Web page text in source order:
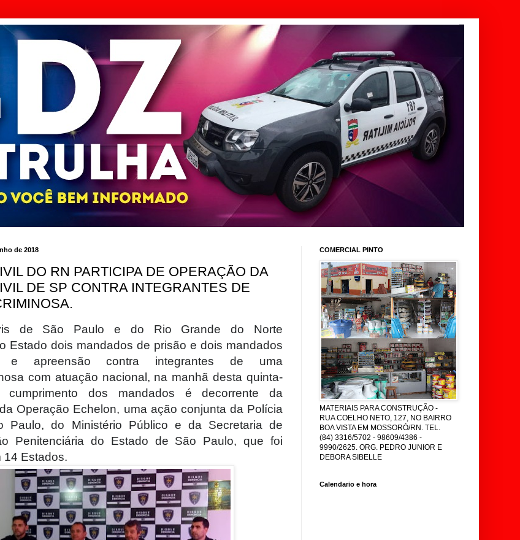
de 2018
DO RN PARTICIPA DE OPERAÇÃO DA
DE SP CONTRA INTEGRANTES DE
de São Paulo e do Rio Grande do Norte
Estado dois mandados de prisão e dois mandados
apreensão contra integrantes de uma
com atuação nacional, na manhã desta quinta-
cumprimento dos mandados é decorrente da
Operação Echelon, uma ação conjunta da Polícia
Paulo, do Ministério Público e da Secretaria de
Penitenciária do Estado de São Paulo, que foi
14 Estados.
COMERCIAL PINTO
MATERIAIS PARA CONSTRUÇÃO -
RUA COELHO NETO, 127, NO BAIRRO
BOA VISTA EM MOSSORÓ/RN. TEL.
(84) 3316/5702 - 98609/4386 -
9990/2625. ORG. PEDRO JUNIOR E
DEBORA SIBELLE
Calendario e hora